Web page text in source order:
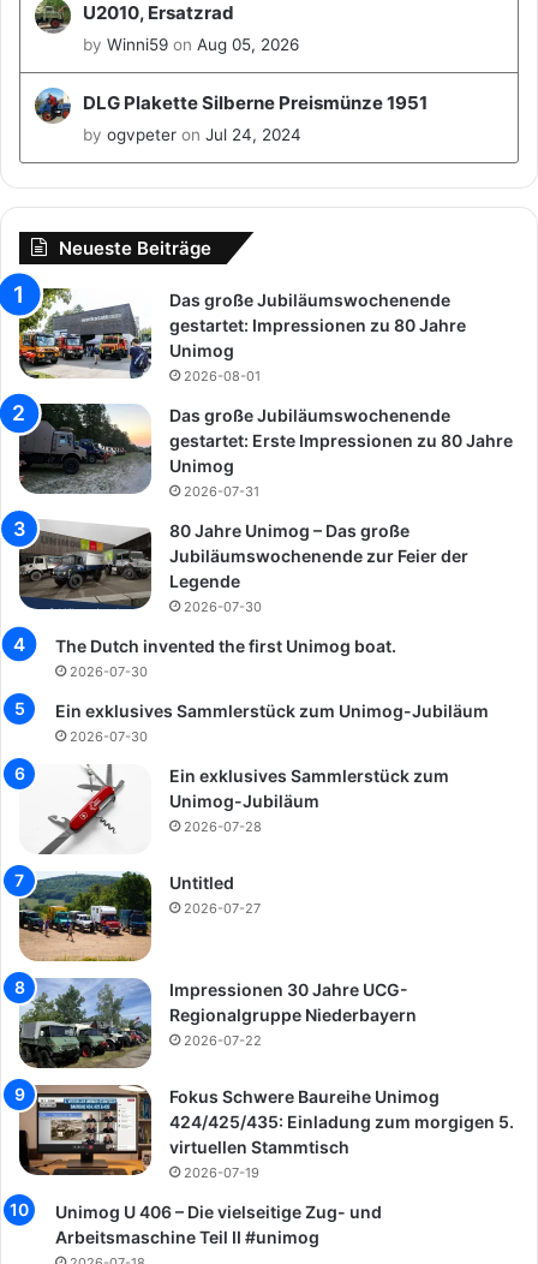
U2010, Ersatzrad
by Winni59 on Aug 05, 2026
DLG Plakette Silberne Preismünze 1951
by ogvpeter on Jul 24, 2024
Neueste Beiträge
Das große Jubiläumswochenende
gestartet: Impressionen zu 80 Jahre
Unimog
2026-08-01
Das große Jubiläumswochenende
gestartet: Erste Impressionen zu 80 Jahre
Unimog
2026-07-31
80 Jahre Unimog – Das große
Jubiläumswochenende zur Feier der
Legende
2026-07-30
The Dutch invented the first Unimog boat.
2026-07-30
Ein exklusives Sammlerstück zum Unimog-Jubiläum
2026-07-30
Ein exklusives Sammlerstück zum
Unimog-Jubiläum
2026-07-28
Untitled
2026-07-27
Impressionen 30 Jahre UCG-
Regionalgruppe Niederbayern
2026-07-22
Fokus Schwere Baureihe Unimog
424/425/435: Einladung zum morgigen 5.
virtuellen Stammtisch
2026-07-19
Unimog U 406 – Die vielseitige Zug- und
Arbeitsmaschine Teil II #unimog